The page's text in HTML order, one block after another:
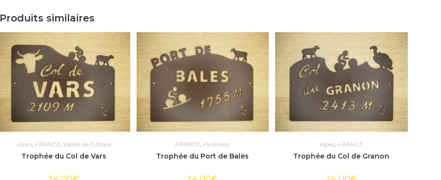
Produits similaires
Alpes, FRANCE, Vallée de l'Ubaye
Trophée du Col de Vars
FRANCE, Pyrénées
Trophée du Port de Balès
Alpes, FRANCE
Trophée du Col de Granon